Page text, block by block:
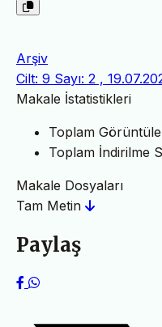
Arşiv
Cilt: 9 Sayı: 2 ,
Makale İstatistikleri
Toplam
Toplam İndirilme
Makale Dosyaları
Tam Metin
Paylaş